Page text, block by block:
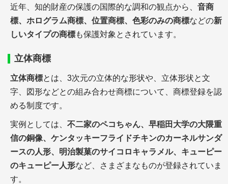
近年、知的財産の保護の国際的な調和の観点から、 音商
標、ホログラム商標、位置商標、色彩のみの商標などの新
しいタイプの商標も保護対象とされています。
立体商標
立体商標とは、3次元の立体的な形状や、立体形状と文
字、図形などとの組み合わせ商標について、商標登録を認
める制度です。
実例としては、 不二家のペコちゃん、早稲田大学の大隈重
信の銅像、ケンタッキーフライドチキンのカーネルサンダ
ースの人形、明治製菓のサイコロキャラメル、キューピー
のキューピー人形など、さまざまなものが登録されていま
す。